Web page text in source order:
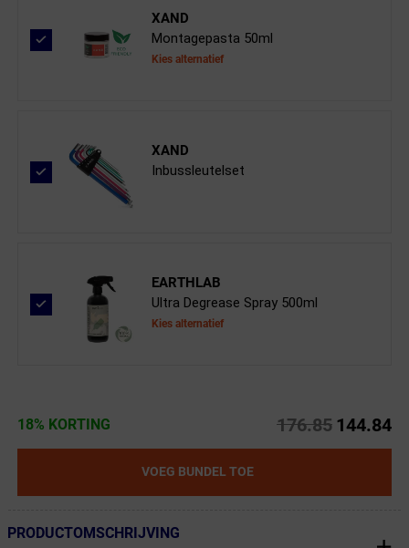
XAND
Montagepasta 50ml
Kies alternatief
XAND
Inbussleutelset
EARTHLAB
Ultra Degrease Spray 500ml
Kies alternatief
18% KORTING 176.85 144.84
VOEG BUNDEL TOE
← Terug naar productnavigatie
PRODUCTOMSCHRIJVING